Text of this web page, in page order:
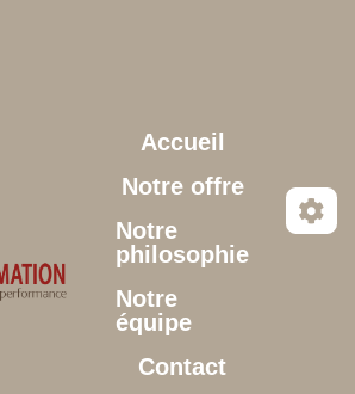
Accueil
Notre offre
Notre
philosophie
Notre
équipe
Contact